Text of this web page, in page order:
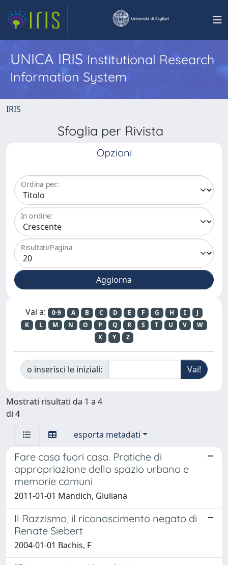
UNICA IRISInstitutional Research
Information System
IRIS
Sfoglia per Rivista
Opzioni
Ordina per:
In ordine:
Risultati/Pagina
Vai a: 0-9 A B C D E F G H I
J
K
L M N O P Q R S T U V
W
X
Y Z
o inserisci le iniziali:
Mostrati risultati da 1 a 4
di 4
esporta metadati
Fare casa fuori casa. Pratiche di
appropriazione dello spazio urbano e
memorie comuni
2011-01-01 Mandich, Giuliana
Il Razzismo, il riconoscimento negato di
Renate Siebert
2004-01-01 Bachis, F